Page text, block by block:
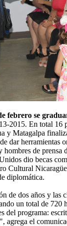
febrero se
2015. En total 16
y Matagalpa
dar herramientas
hombres de prensa
dio becas
Cultural
diplomática.
de dos años y las
un total de 720
del programa:
agrega el